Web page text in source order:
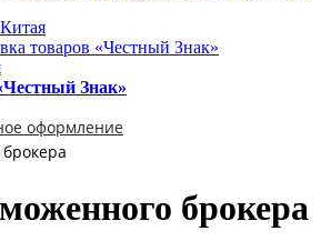
товаров «Честный Знак»
Знак»
оформление
брокера